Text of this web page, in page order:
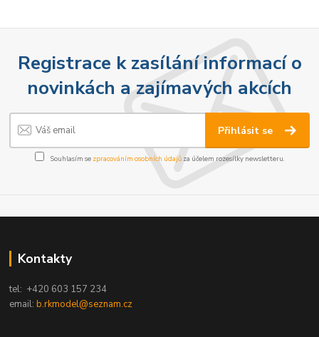
Registrace k zasílání informací o
novinkách a zajímavých akcích
Přihlásit se
Souhlasím se zpracováním osobních údajůza účelem rozesílky newsletteru.
Kontakty
tel: +420 603 157 234
email:b.rkmodel@seznam.cz